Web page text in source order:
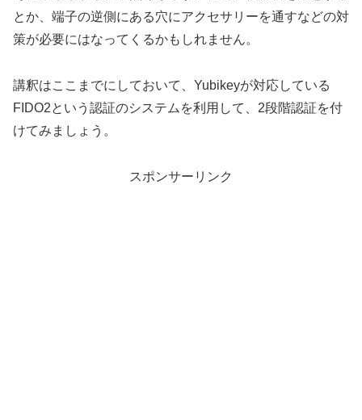
とか、端子の逆側にある穴にアクセサリーを通すなどの対
策が必要にはなってくるかもしれません。
講釈はここまでにしておいて、Yubikeyが対応している
FIDO2という認証のシステムを利用して、2段階認証を付
けてみましょう。
スポンサーリンク